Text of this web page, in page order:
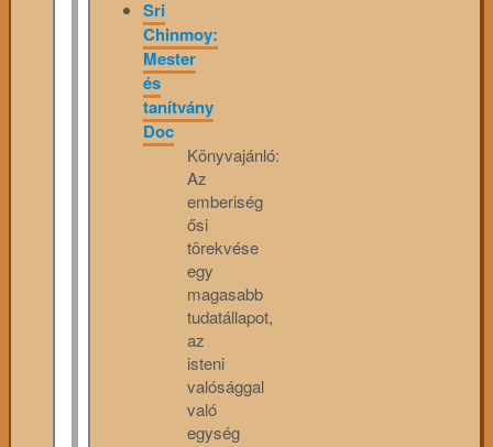
Sri
Chinmoy:
Mester
és
tanítvány
Doc
Könyvajánló:
Az
emberiség
ősi
törekvése
egy
magasabb
tudatállapot,
az
isteni
valósággal
való
egység